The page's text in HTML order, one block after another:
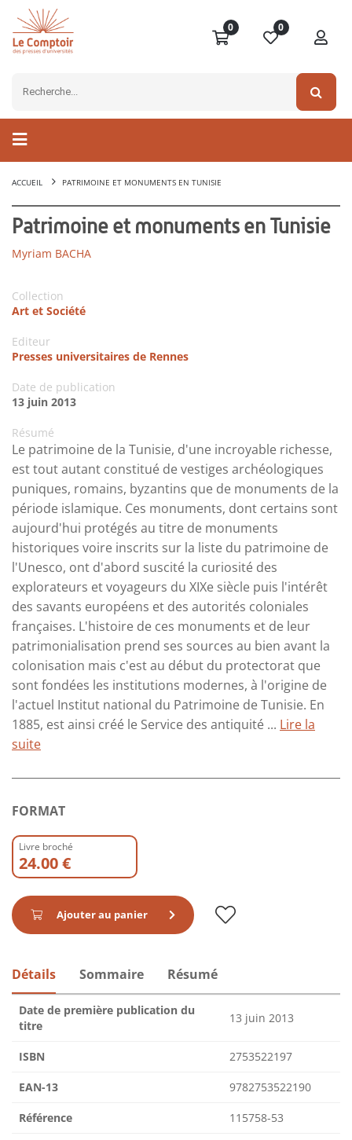
0 0
ACCUEIL PATRIMOINE ET MONUMENTS EN TUNISIE
Patrimoine et monuments en Tunisie
Myriam BACHA
Collection
Art et Société
Editeur
Presses universitaires de Rennes
Date de publication
13 juin 2013
Résumé
Le patrimoine de la Tunisie, d'une incroyable richesse,
est tout autant constitué de vestiges archéologiques
puniques, romains, byzantins que de monuments de la
période islamique. Ces monuments, dont certains sont
aujourd'hui protégés au titre de monuments
historiques voire inscrits sur la liste du patrimoine de
l'Unesco, ont d'abord suscité la curiosité des
explorateurs et voyageurs du XIXe siècle puis l'intérêt
des savants européens et des autorités coloniales
françaises. L'histoire de ces monuments et de leur
patrimonialisation prend ses sources au bien avant la
colonisation mais c'est au début du protectorat que
sont fondées les institutions modernes, à l'origine de
l'actuel Institut national du Patrimoine de Tunisie. En
1885, est ainsi créé le Service des antiquité ... Lire la
suite
FORMAT
Livre broché
24.00 €
Ajouter au panier
Détails Sommaire Résumé
Date de première publication du
titre
13 juin 2013
ISBN 2753522197
EAN-13 9782753522190
Référence 115758-53